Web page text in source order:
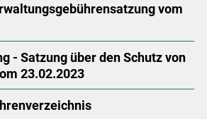
vom
- Satzung über den Schutz von
23.02.2023